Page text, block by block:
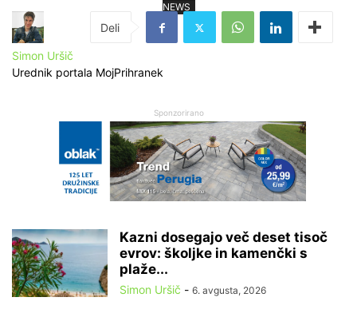
NEWS
Simon Uršič
Urednik portala MojPrihranek
Sponzorirano
Kazni dosegajo več deset tisoč
evrov: školjke in kamenčki s
plaže...
Simon Uršič - 6. avgusta, 2026